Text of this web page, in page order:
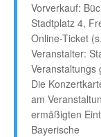
Vorverkauf:
Stadtplatz 4,
Online-Ticket
Veranstalter:
Veranstaltungs
Die
am
ermäßigten
Bayerische